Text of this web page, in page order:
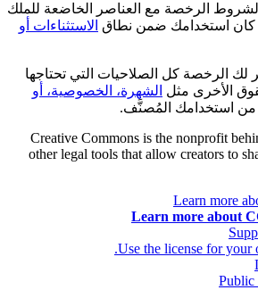
لشروط الرخصة مع العناصر الخاضعة للملك
كان استخدامك ضمن نطاق الاستثناءات أو
لك الرخصة كل الصلاحيات التي تحتاجها
الأخرى مثل الشهرة، الخصوصية، أو
من استخدامك المُصنَّف.
Creative Commons is the nonprofit
other legal tools that allow creators to
Learn more
Learn more about
Use the license for your
Public